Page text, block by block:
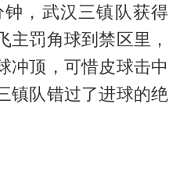
钟，武汉三镇队获得
主罚角球到禁区里，
冲顶，可惜皮球击中
镇队错过了进球的绝